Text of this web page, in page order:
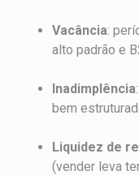
Vacância:
alto padrão e
Inadimplência
bem
Liquidez de
(vender leva